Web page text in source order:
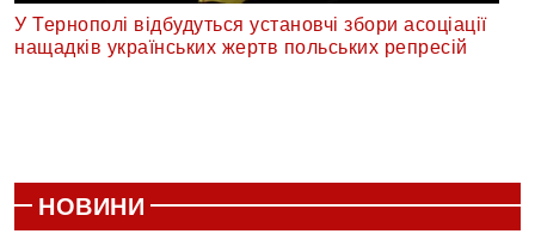
У Тернополі відбудуться установчі збори асоціації
нащадків українських жертв польських репресій
НОВИНИ